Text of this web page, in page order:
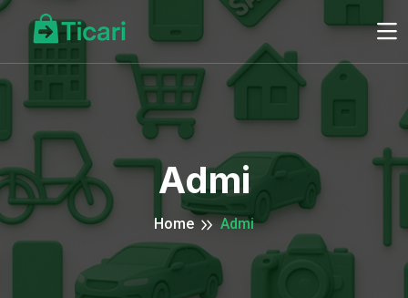
Admi
Home Admi